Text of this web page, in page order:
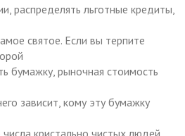
распределять льготные кредиты,
святое. Если вы терпите
бумажку, рыночная стоимость
зависит, кому эту бумажку
кристально чистых людей.